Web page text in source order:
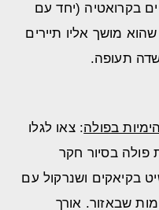
בקרואטיה (יחד עם
מושך אליו תיירים
תעופה.
בפולה: צאו לגלו
בסיור חקר
בקיאקים ושנרקול עם
שבאזור. אורך